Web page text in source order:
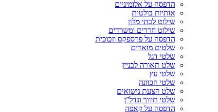
הדפסה על אלומיניום
אותיות בולטות
שילוט לבתי מלון
שילוט חדרים ומשרדים
הדפסה על פרספקס וזכוכית
שלטים מוארים
שלטי דגל
שלט תאורה לבניין
שלטי עץ
שלטי הכוונה
שלט הצעת נישואים
שלטי תיווך ונדל”ן
הדפסה על קאפה